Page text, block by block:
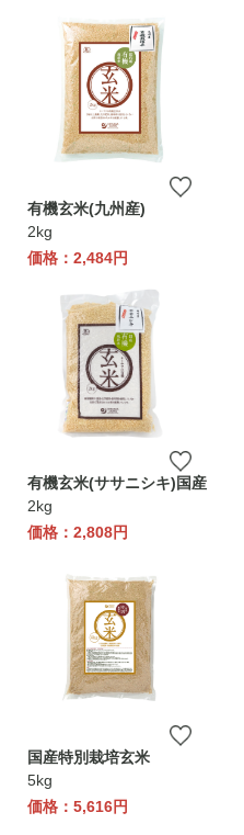
有機玄米(九州産)
2kg
価格：2,484円
有機玄米(ササニシキ)国産
2kg
価格：2,808円
国産特別栽培玄米
5kg
価格：5,616円